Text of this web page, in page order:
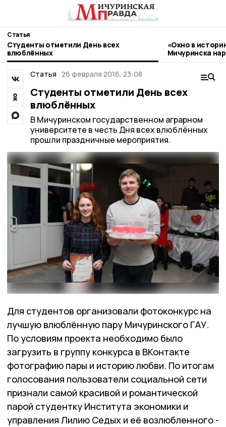
Статья
Студенты отметили День всех
влюблённых
«Окно в
Мичуринска
стиле гжель
Статья 26 февраля 2016, 23:08
Студенты отметили День всех
влюблённых
В Мичуринском государственном аграрном
университете в честь Дня всех влюблённых
прошли праздничные мероприятия.
Для студентов организовали фотоконкурс на
лучшую влюблённую пару Мичуринского ГАУ.
По условиям проекта необходимо было
загрузить в группу конкурса в ВКонтакте
фотографию пары и историю любви. По итогам
голосования пользователи социальной сети
признали самой красивой и романтической
парой студентку Института экономики и
управления Лилию Седых и её возлюбленного -